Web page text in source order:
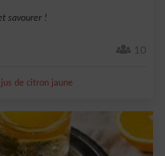
savourer !
10
jus de citron jaune